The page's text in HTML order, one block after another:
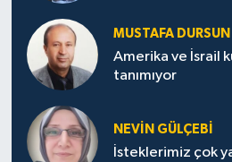
MUSTAFA DURSUN
Amerika ve İsrail
tanımıyor
NEVİN GÜLÇEBİ
İsteklerimiz çok